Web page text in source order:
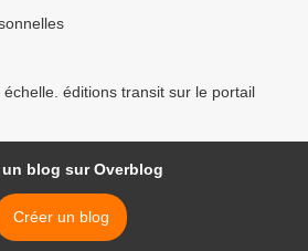
éditions transit sur le portail
un blog sur Overblog
Créer un blog